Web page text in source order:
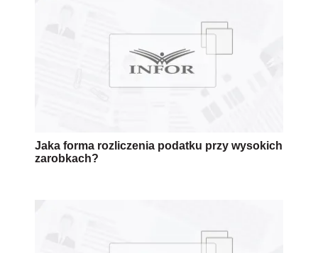
Jaka forma rozliczenia podatku przy wysokich
zarobkach?